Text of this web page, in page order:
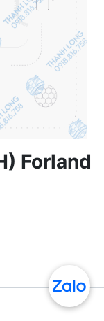
Forland